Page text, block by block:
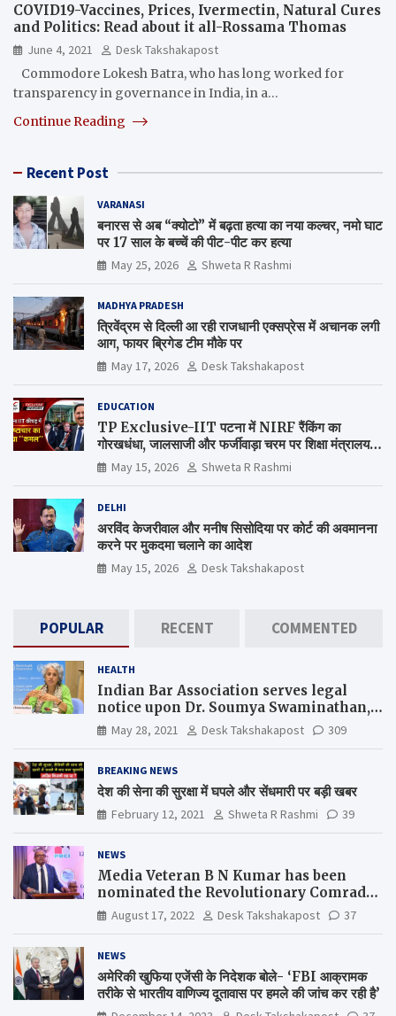
COVID19-Vaccines, Prices, Ivermectin, Natural Cures
and Politics: Read about it all-Rossama Thomas
June 4, 2021
Desk Takshakapost
Commodore Lokesh Batra, who has long worked for
transparency in governance in India, in a…
Continue Reading
Recent Post
VARANASI
बनारस से अब “क्योटो” में बढ़ता हत्या का नया कल्चर, नमो घाट
पर 17 साल के बच्चें की पीट-पीट कर हत्या
May 25, 2026 Shweta R Rashmi
MADHYA PRADESH
त्रिवेंद्रम से दिल्ली आ रही राजधानी एक्सप्रेस में अचानक लगी
आग, फायर ब्रिगेड टीम मौके पर
May 17, 2026 Desk Takshakapost
EDUCATION
TP Exclusive-IIT पटना में NIRF रैंकिंग का
गोरखधंधा, जालसाजी और फर्जीवाड़ा चरम पर शिक्षा मंत्रालय
कब जागेगा ?
May 15, 2026 Shweta R Rashmi
DELHI
अरविंद केजरीवाल और मनीष सिसोदिया पर कोर्ट की अवमानना
करने पर मुकदमा चलाने का आदेश
May 15, 2026 Desk Takshakapost
POPULAR RECENT COMMENTED
HEALTH
Indian Bar Association serves legal
notice upon Dr. Soumya Swaminathan,
the Chief Scientist, WHO
May 28, 2021 Desk Takshakapost 309
BREAKING NEWS
देश की सेना की सुरक्षा में घपले और सेंधमारी पर बड़ी खबर
February 12, 2021 Shweta R Rashmi 39
NEWS
Media Veteran B N Kumar has been
nominated the Revolutionary Comrade
Shiv Varma Media Award 2022-23
August 17, 2022 Desk Takshakapost 37
NEWS
अमेरिकी खुफिया एजेंसी के निदेशक बोले- ‘FBI आक्रामक
तरीके से भारतीय वाणिज्य दूतावास पर हमले की जांच कर रही है’